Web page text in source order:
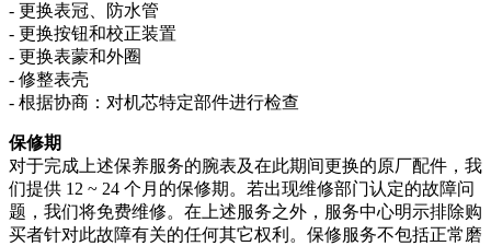
- 更换表冠、防水管
- 更换按钮和校正装置
- 更换表蒙和外圈
- 修整表壳
- 根据协商：对机芯特定部件进行检查
保修期
对于完成上述保养服务的腕表及在此期间更换的原厂配件，我
们提供 12 ~ 24 个月的保修期。若出现维修部门认定的故障问
题，我们将免费维修。在上述服务之外，服务中心明示排除购
买者针对此故障有关的任何其它权利。保修服务不包括正常磨